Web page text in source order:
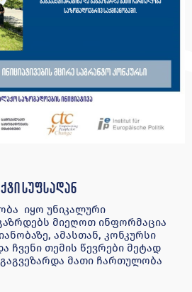
სუფსადან
იყო უნიკალური
მიეღოთ ინფორმაცია
ამასთან, კონკურსი
ჩვენი თემის წევრები მეტად
გაგვეზარდა მათი ჩართულობა